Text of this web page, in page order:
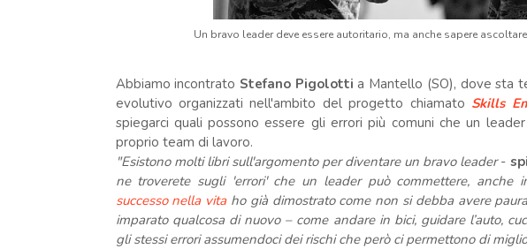
Un bravo leader deve essere autoritario, ma anche sapere
Abbiamo incontrato Stefano Pigolottia Mantello (SO), dove sta
evolutivo organizzati nell'ambito del progetto chiamato Skills
spiegarci quali possono essere gli errori più comuni che un
proprio team di lavoro.
"Esistono molti libri sull'argomento per diventare un bravo leader-
ne troverete sugli 'errori' che un leader può commettere, anche
successo nella vitaho già dimostrato come non si debba avere
imparato qualcosa di nuovo – come andare in bici, guidare l’auto,
gli stessi errori assumendoci dei rischi che però ci permettono di